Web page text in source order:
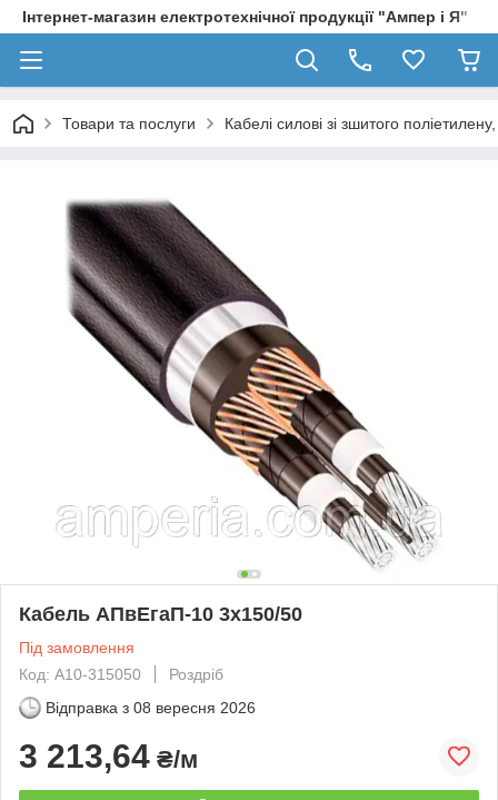
Інтернет-магазин електротехнічної продукції "Ампер і Я"
Товари та послуги Кабелі силові зі зшитого
Кабель АПвЕгаП‑10 3х150/50
Під замовлення
Код: А10-315050
Роздріб
Відправка з 08 вересня 2026
3 213,64 ₴/м